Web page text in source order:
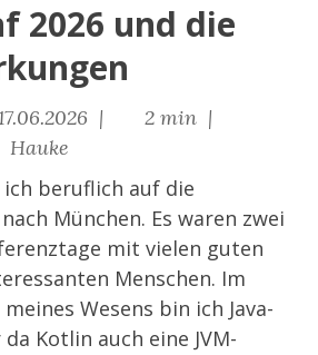
2026 und die
|
2 min |
Hauke
beruflich auf die
nach München. Es waren zwei
mit vielen guten
Menschen. Im
Wesens bin ich Java-
Kotlin auch eine JVM-